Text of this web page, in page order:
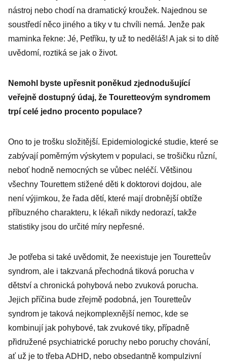
nástroj nebo chodí na dramatický kroužek. Najednou se
soustředí něco jiného a tiky v tu chvíli nemá. Jenže pak
maminka řekne: Jé, Petříku, ty už to neděláš! A jak si to dítě
uvědomí, roztiká se jak o život.
Nemohl byste upřesnit poněkud zjednodušující
veřejně dostupný údaj, že Touretteovým syndromem
trpí celé jedno procento populace?
Ono to je trošku složitější. Epidemiologické studie, které se
zabývají poměrným výskytem v populaci, se trošičku různí,
neboť hodně nemocných se vůbec neléčí. Většinou
všechny Tourettem stižené děti k doktorovi dojdou, ale
není výjimkou, že řada dětí, které mají drobnější obtíže
příbuzného charakteru, k lékaři nikdy nedorazí, takže
statistiky jsou do určité míry nepřesné.
Je potřeba si také uvědomit, že neexistuje jen Touretteův
syndrom, ale i takzvaná přechodná tiková porucha v
dětství a chronická pohybová nebo zvuková porucha.
Jejich příčina bude zřejmě podobná, jen Touretteův
syndrom je taková nejkomplexnější nemoc, kde se
kombinují jak pohybové, tak zvukové tiky, případně
přidružené psychiatrické poruchy nebo poruchy chování,
ať už je to třeba ADHD, nebo obsedantně kompulzivní